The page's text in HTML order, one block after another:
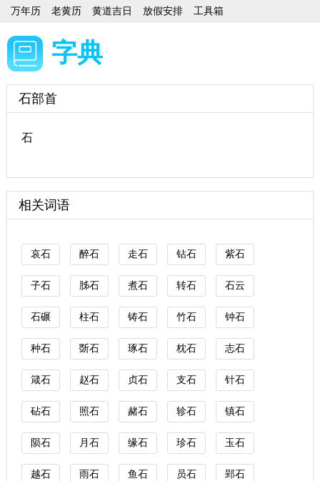
万年历 老黄历 黄道吉日 放假安排 工具箱
字典
石部首
石
相关词语
哀石 醉石 走石 钻石 紫石
子石 胏石 煮石 转石 石云
石碾 柱石 铸石 竹石 钟石
种石 斲石 琢石 枕石 志石
箴石 赵石 贞石 支石 针石
砧石 照石 赭石 轸石 镇石
陨石 月石 缘石 珍石 玉石
越石 雨石 鱼石 员石 郢石